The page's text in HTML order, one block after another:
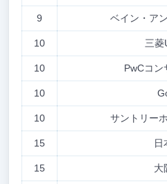
9 ベイン・ア
10 三菱
10 PwCコン
10
10 サントリー
15 日
15 大